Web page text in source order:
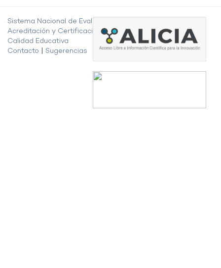
Sistema Nacional de Evaluación,
Acreditación y Certificación de la
Calidad Educativa
Contacto
Sugerencias